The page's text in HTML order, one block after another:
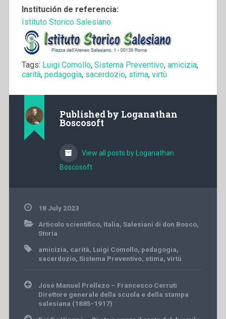
Institución de referencia:
Istituto Storico Salesiano
Tags: Luigi Comollo, Sistema Preventivo, amicizia,
carità, pedagogia, sacerdozio, stima, virtù
Published by Loganathan
Boscosoft
View all posts by Loganathan
Boscosoft
18 July 2023
Articolo scientifico, Italia, Salesiani di don Bosco,
Storia
amicizia, carità, Luigi Comollo, pedagogia,
sacerdozio, Sistema Preventivo, stima, virtù
Post
navigation
José Manuel Prellezo – Francesco Cerruti
Direttore generale della scuola e della stampa
salesiana (1885-1917)